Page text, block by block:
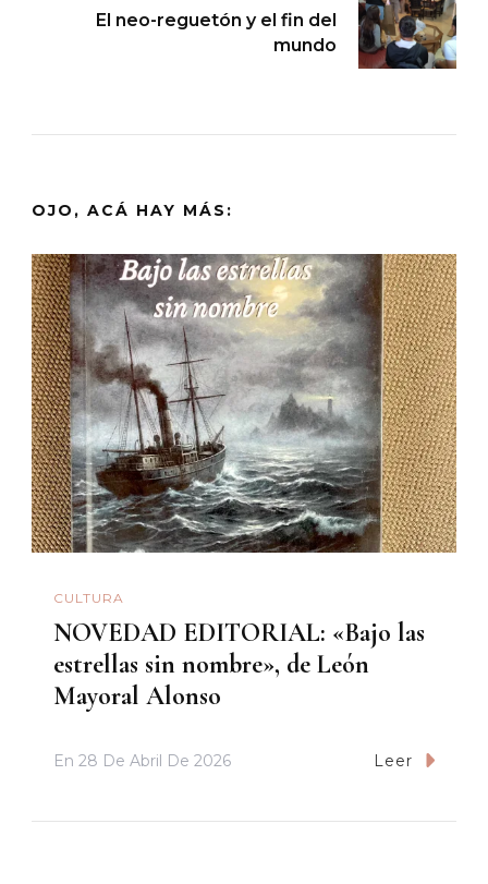
El neo-reguetón y el fin del
mundo
OJO, ACÁ HAY MÁS:
CULTURA
NOVEDAD EDITORIAL: «Bajo las
estrellas sin nombre», de León
Mayoral Alonso
En 28 De Abril De 2026 Leer